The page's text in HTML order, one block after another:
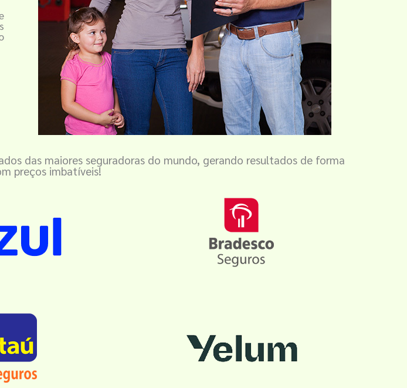
das maiores seguradoras do mundo, gerando resultados de forma
preços imbatíveis!